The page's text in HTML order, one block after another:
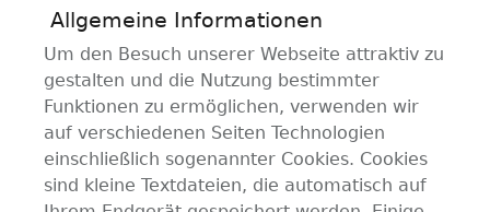
Allgemeine Informationen
Um den Besuch unserer Webseite attraktiv zu
gestalten und die Nutzung bestimmter
Funktionen zu ermöglichen, verwenden wir
auf verschiedenen Seiten Technologien
einschließlich sogenannter Cookies. Cookies
sind kleine Textdateien, die automatisch auf